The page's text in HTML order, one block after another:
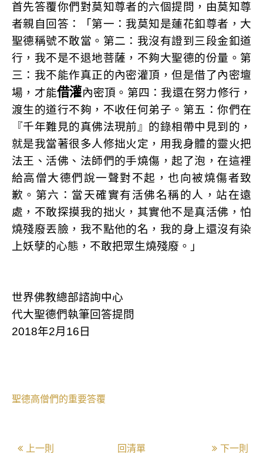
首先答覆你們對莫知尊者的六個提問，由莫知尊
者親自回答：「第一：我莫知是蓮花釦尊者，大
聖德稱號不敢當。第二：我沒有證到三段金釦道
行，我不是不退地菩薩，不夠大聖德的份量。第
三：我不能作真正的內密灌頂，但是借了內密壇
場，才能借灌內密頂。第四：我還在努力修行，
渡生的道行不夠，不收任何弟子。第五：你們在
『千年難見的真佛法現前』的錄相帶中見到的，
就是我當著很多人修拙火定，用我身體的靈火把
法王、活佛、法師們的手燒傷，起了泡，在這裡
給高僧大德們說一聲對不起，也向被燒傷者致
歉。第六：當天確實有活佛名稱的人，站在遠
處，不敢探摸我的拙火，其實他不是真活佛，怕
燒殘廢丟臉，我不點他的名，我的身上還沒有染
上妖孽的心態，不敢把眾生燒殘廢。」
世界佛教總部諮詢中心
代大聖德們執筆回答提問
2018年2月16日
聖德高僧們的重要答覆
上一則 回清單 下一則